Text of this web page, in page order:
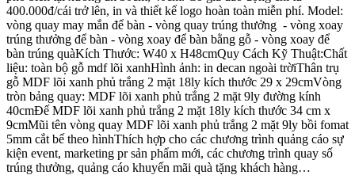
400.000đ/cái trở lên, in và thiết kế logo hoàn toàn miễn phí. Model:
vòng quay may mắn để bàn - vòng quay trúng thưởng - vòng xoay
trúng thưởng để bàn - vòng xoay để bàn bằng gỗ - vòng xoay để
bàn trúng quàKích Thước: W40 x H48cmQuy Cách Kỹ Thuật:Chất
liệu: toàn bộ gỗ mdf lõi xanhHình ảnh: in decan ngoài trờiThân trụ
gỗ MDF lõi xanh phủ trắng 2 mặt 18ly kích thước 29 x 29cmVòng
tròn bảng quay: MDF lõi xanh phủ trắng 2 mặt 9ly đường kính
40cmĐế MDF lõi xanh phủ trắng 2 mặt 18ly kích thước 34 cm x
9cmMũi tên vòng quay MDF lõi xanh phủ trắng 2 mặt 9ly bồi fomat
5mm cắt bế theo hìnhThích hợp cho các chương trình quảng cáo sự
kiện event, marketing pr sản phẩm mới, các chương trình quay số
trúng thưởng, quảng cáo khuyến mãi quà tặng khách hàng…